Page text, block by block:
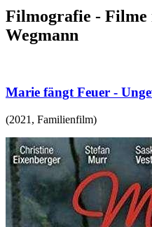
Filmografie - Filme
Wegmann
Marie fängt Feuer -
(2021 , Familienfilm)